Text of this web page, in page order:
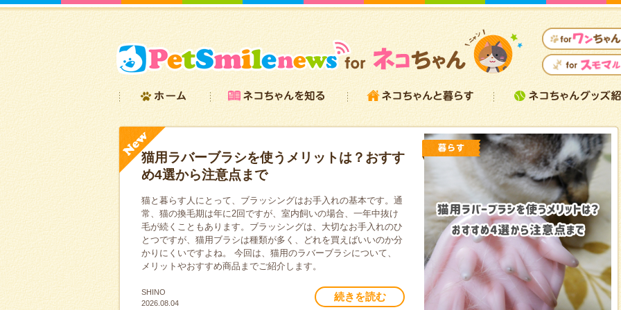
猫用ラバーブラシを使うメリットは？おすす
め4選から注意点まで
猫と暮らす人にとって、ブラッシングはお手入れの基本です。通
常、猫の換毛期は年に2回ですが、室内飼いの場合、一年中抜け
毛が続くこともあります。ブラッシングは、大切なお手入れのひ
とつですが、猫用ブラシは種類が多く、どれを買えばいいのか分
かりにくいですよね。 今回は、猫用のラバーブラシについて、
メリットやおすすめ商品までご紹介します。
続きを読む
SHINO
2026.08.04